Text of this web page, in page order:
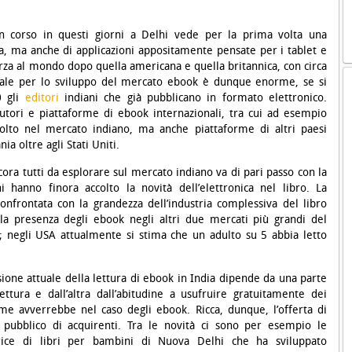
corso in questi giorni a Delhi vede per la prima volta una
ma anche di applicazioni appositamente pensate per i tablet e
al mondo dopo quella americana e quella britannica, con circa
per lo sviluppo del mercato ebook è dunque enorme, se si
gli editori indiani che già pubblicano in formato elettronico.
e piattaforme di ebook internazionali, tra cui ad esempio
nel mercato indiano, ma anche piattaforme di altri paesi
oltre agli Stati Uniti.
tutti da esplorare sul mercato indiano va di pari passo con la
hanno finora accolto la novità dell’elettronica nel libro. La
con la grandezza dell’industria complessiva del libro
presenza degli ebook negli altri due mercati più grandi del
USA attualmente si stima che un adulto su 5 abbia letto
attuale della lettura di ebook in India dipende da una parte
e dall’altra dall’abitudine a usufruire gratuitamente dei
avverrebbe nel caso degli ebook. Ricca, dunque, l’offerta di
di acquirenti.Tra le novità ci sono per esempio le
di libri per bambini di Nuova Delhi che ha sviluppato